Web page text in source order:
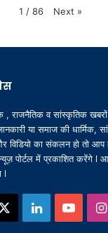
1 / 86 Next »
, राजनैतिक व सांस्कृतिक
या समाज की धार्मिक,
विडियो का संकलन हो तो आप
पोर्टल में प्रकाशित करेंगे l
l
LinkedIn